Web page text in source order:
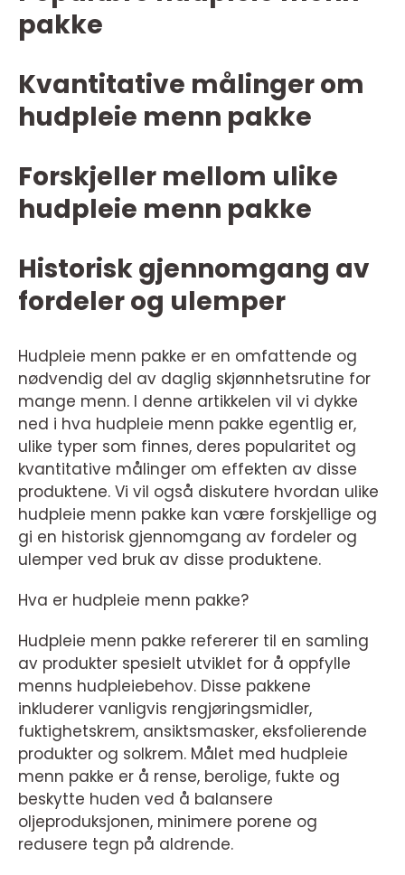
pakke
Kvantitative målinger om
hudpleie menn pakke
Forskjeller mellom ulike
hudpleie menn pakke
Historisk gjennomgang av
fordeler og ulemper
Hudpleie menn pakke er en omfattende og
nødvendig del av daglig skjønnhetsrutine for
mange menn. I denne artikkelen vil vi dykke
ned i hva hudpleie menn pakke egentlig er,
ulike typer som finnes, deres popularitet og
kvantitative målinger om effekten av disse
produktene. Vi vil også diskutere hvordan ulike
hudpleie menn pakke kan være forskjellige og
gi en historisk gjennomgang av fordeler og
ulemper ved bruk av disse produktene.
Hva er hudpleie menn pakke?
Hudpleie menn pakke refererer til en samling
av produkter spesielt utviklet for å oppfylle
menns hudpleiebehov. Disse pakkene
inkluderer vanligvis rengjøringsmidler,
fuktighetskrem, ansiktsmasker, eksfolierende
produkter og solkrem. Målet med hudpleie
menn pakke er å rense, berolige, fukte og
beskytte huden ved å balansere
oljeproduksjonen, minimere porene og
redusere tegn på aldrende.